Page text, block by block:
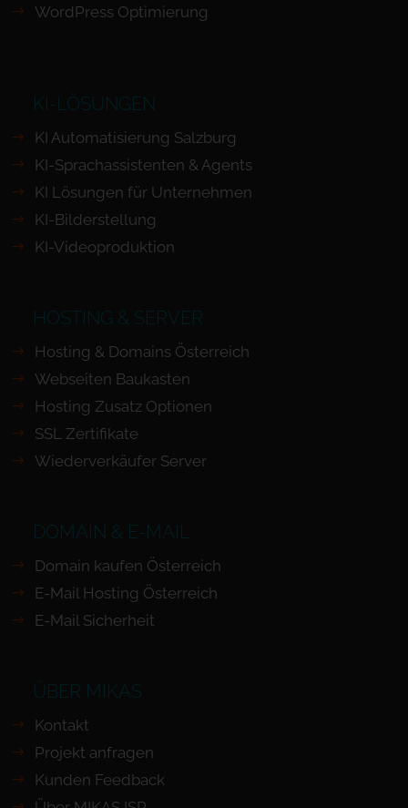
WordPress Optimierung
KI-LÖSUNGEN
KI Automatisierung Salzburg
KI-Sprachassistenten & Agents
KI Lösungen für Unternehmen
KI-Bilderstellung
KI-Videoproduktion
HOSTING & SERVER
Hosting & Domains Österreich
Webseiten Baukasten
Hosting Zusatz Optionen
SSL Zertifikate
Wiederverkäufer Server
DOMAIN & E-MAIL
Domain kaufen Österreich
E-Mail Hosting Österreich
E-Mail Sicherheit
ÜBER MIKAS
Kontakt
Projekt anfragen
Kunden Feedback